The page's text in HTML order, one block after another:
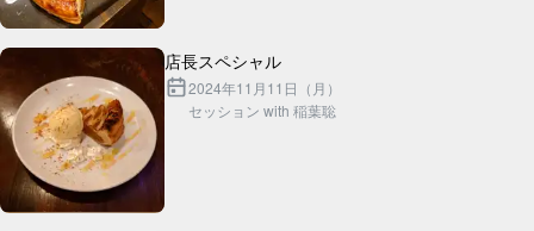
2024年11月11日（月）
セッション with 稲葉聡